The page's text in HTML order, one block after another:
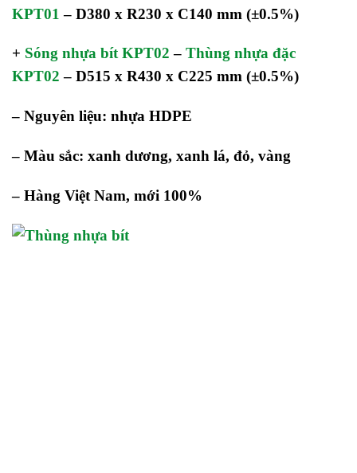
KPT01 – D380 x R230 x C140 mm (±0.5%)
+ Sóng nhựa bít KPT02 – Thùng nhựa đặc
KPT02 – D515 x R430 x C225 mm (±0.5%)
– Nguyên liệu: nhựa HDPE
– Màu sắc: xanh dương, xanh lá, đỏ, vàng
– Hàng Việt Nam, mới 100%